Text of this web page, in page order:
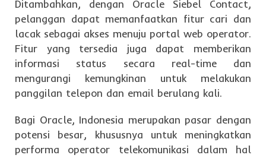
Ditambahkan, dengan Oracle Siebel Contact,
pelanggan dapat memanfaatkan fitur cari dan
lacak sebagai akses menuju portal web operator.
Fitur yang tersedia juga dapat memberikan
informasi status secara real-time dan
mengurangi kemungkinan untuk melakukan
panggilan telepon dan email berulang kali.
Bagi Oracle, Indonesia merupakan pasar dengan
potensi besar, khususnya untuk meningkatkan
performa operator telekomunikasi dalam hal